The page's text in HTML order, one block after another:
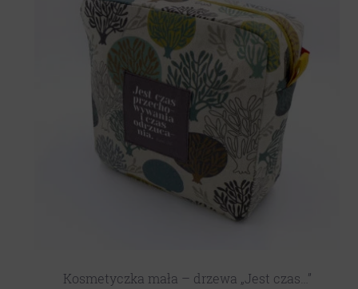
Kosmetyczka mała – drzewa „Jest czas…”